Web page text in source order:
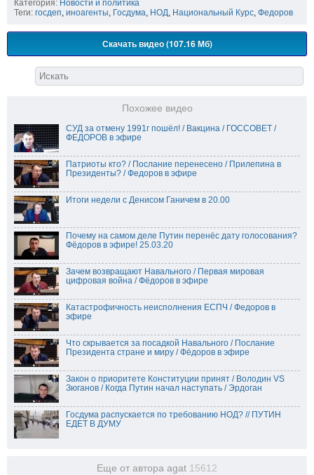
Категория: Новости и политика
Теги: госдеп, иноагенты, Госдума, НОД, Национальный Курс, Федоров
Скачать видео (107.16 Мб)
Похожее видео
СУД за отмену 1991г пошёл! / Вакцина / ГОССОВЕТ /
ФЕДОРОВ в эфире
Патриоты кто? / Послание перенесено / Прилепина в
Президенты? / Федоров в эфире
Итоги недели с Денисом Ганичем в 20.00
Почему на самом деле Путин перенёс дату голосования?
Фёдоров в эфире! 25.03.20
Зачем возвращают Навального / Первая мировая
цифровая война / Фёдоров в эфире
Катастрофичность неисполнения ЕСПЧ / Федоров в
эфире
Что скрывается за посадкой Навального / Послание
Президента стране и миру / Фёдоров в эфире
Закон о приоритете Конституции принят / Володин VS
Зюганов / Когда Путин начал наступать / Эрдоган
Госдума распускается по требованию НОД? // ПУТИН
ЕДЕТ В ДУМУ
Еще от автора agat 15612